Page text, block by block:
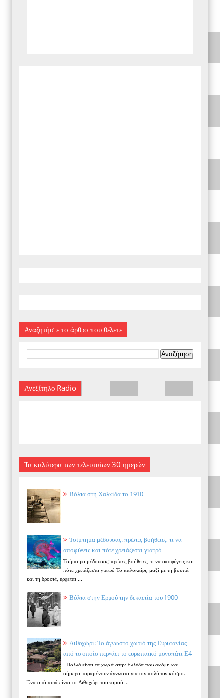
Αναζητήστε το άρθρο που θέλετε
Ανεξίτηλο Radio
Τα καλύτερα των τελευταίων 30 ημερών
Βόλτα στη Χαλκίδα το 1910
Τσίμπημα μέδουσας: πρώτες βοήθειες, τι να
αποφύγεις και πότε χρειάζεσαι γιατρό
Τσίμπημα μέδουσας: πρώτες βοήθειες, τι να αποφύγεις και
πότε χρειάζεσαι γιατρό Το καλοκαίρι, μαζί με τη βουτιά
και τη δροσιά, έρχεται ...
Βόλτα στην Ερμού την δεκαετία του 1900
Λιθοχώρι: Το άγνωστο χωριό της Ευρυτανίας
από το οποίο περνάει το ευρωπαϊκό μονοπάτι Ε4
Πολλά είναι τα χωριά στην Ελλάδα που ακόμη και
σήμερα παραμένουν άγνωστα για τον πολύ τον κόσμο.
Ένα από αυτά είναι το Λιθοχώρι του νομού ...